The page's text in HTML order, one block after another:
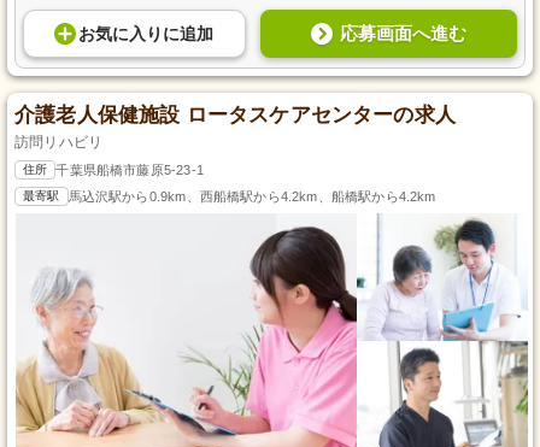
お気に入り に追加 応募画面へ進む
介護老人保健施設 ロータスケアセンターの求人
訪問リハビリ
住所 千葉県船橋市藤原5-23-1
最寄駅 馬込沢駅から0.9km、西船橋駅から4.2km、船橋駅から4.2km